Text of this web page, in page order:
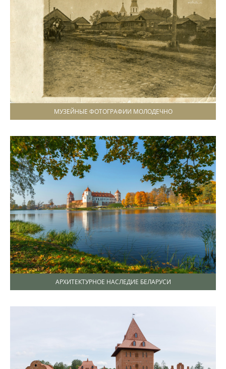
МУЗЕЙНЫЕ ФОТОГРАФИИ МОЛОДЕЧНО
АРХИТЕКТУРНОЕ НАСЛЕДИЕ БЕЛАРУСИ